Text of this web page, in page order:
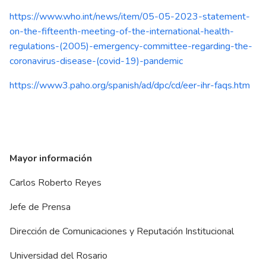
https://www.who.int/news/item/05-05-2023-statement-
on-the-fifteenth-meeting-of-the-international-health-
regulations-(2005)-emergency-committee-regarding-the-
coronavirus-disease-(covid-19)-pandemic
https://www3.paho.org/spanish/ad/dpc/cd/eer-ihr-faqs.htm
Mayor información
Carlos Roberto Reyes
Jefe de Prensa
Dirección de Comunicaciones y Reputación Institucional
Universidad del Rosario